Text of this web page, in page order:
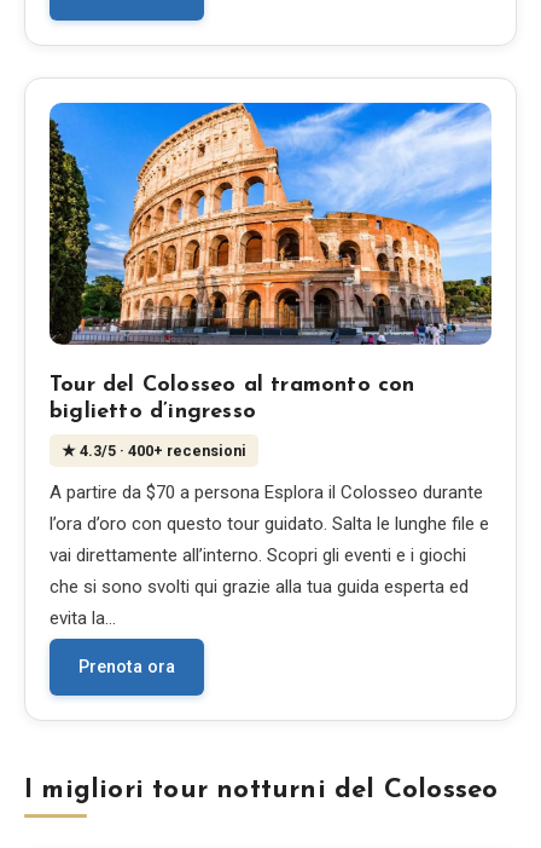
Tour del Colosseo al tramonto con
biglietto d’ingresso
★ 4.3/5 · 400+ recensioni
A partire da $70 a persona Esplora il Colosseo durante
l’ora d’oro con questo tour guidato. Salta le lunghe file e
vai direttamente all’interno. Scopri gli eventi e i giochi
che si sono svolti qui grazie alla tua guida esperta ed
evita la…
Prenota ora
I migliori tour notturni del Colosseo